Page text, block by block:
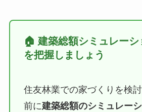
🏠 建築総額シミュレー
を把握しましょう
住友林業での家づくりを検
前に建築総額のシミュレー